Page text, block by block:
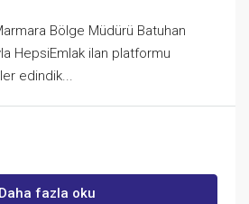
Bölge Müdürü Batuhan
HepsiEmlak ilan platformu
edindik...
Daha fazla oku